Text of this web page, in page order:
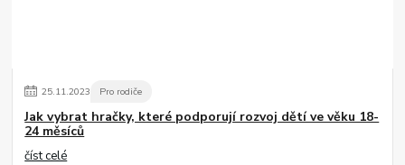
25.11.2023 Pro rodiče
Jak vybrat hračky, které podporují rozvoj dětí ve věku 18-
24 měsíců
číst celé